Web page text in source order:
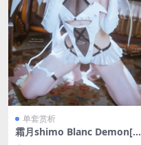
单套赏析
霜月shimo Blanc Demon[21
P-46.2M]